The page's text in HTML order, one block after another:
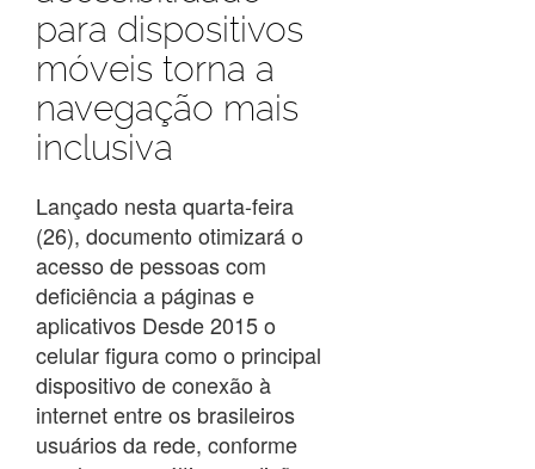
para dispositivos
móveis torna a
navegação mais
inclusiva
Lançado nesta quarta-feira
(26), documento otimizará o
acesso de pessoas com
deficiência a páginas e
aplicativos Desde 2015 o
celular figura como o principal
dispositivo de conexão à
internet entre os brasileiros
usuários da rede, conforme